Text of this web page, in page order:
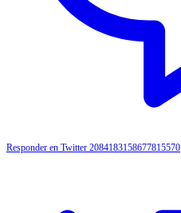
Responder en Twitter 2084183158677815570